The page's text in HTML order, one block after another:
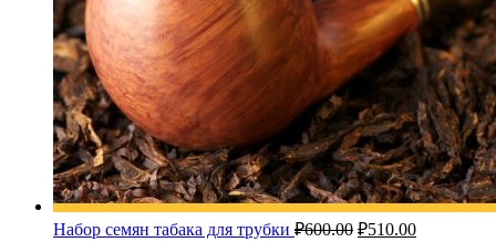
Набор семян табака для трубки ₽600.00 Первоначальная
₽510.00Текущая